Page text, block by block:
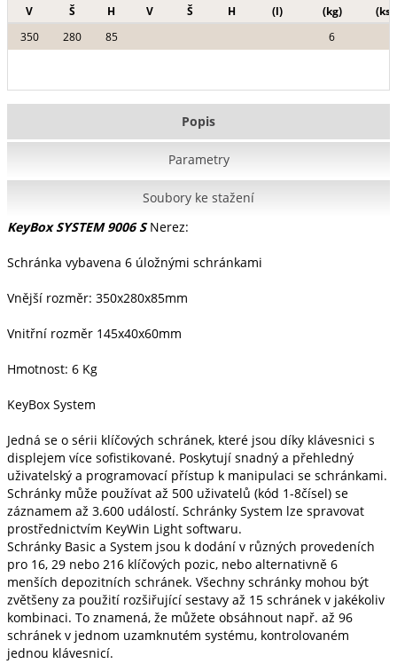
V
Š H V Š H (l) (kg)
(ks)
350
280 85 6
Popis
Parametry
Soubory ke stažení
KeyBox SYSTEM 9006 SNerez:
Schránka vybavena 6 úložnými schránkami
Vnější rozměr: 350x280x85mm
Vnitřní rozměr 145x40x60mm
Hmotnost: 6 Kg
KeyBox System
Jedná se o sérii klíčových schránek, které jsou díky klávesnici s
displejem více sofistikované. Poskytují snadný a přehledný
uživatelský a programovací přístup k manipulaci se schránkami.
Schránky může používat až 500 uživatelů (kód 1-8čísel) se
záznamem až 3.600 událostí. Schránky System lze spravovat
prostřednictvím KeyWin Light softwaru.
Schránky Basic a System jsou k dodání v různých provedeních
pro 16, 29 nebo 216 klíčových pozic, nebo alternativně 6
menších depozitních schránek. Všechny schránky mohou být
zvětšeny za použití rozšiřující sestavy až 15 schránek v jakékoliv
kombinaci. To znamená, že můžete obsáhnout např. až 96
schránek v jednom uzamknutém systému, kontrolovaném
jednou klávesnicí.